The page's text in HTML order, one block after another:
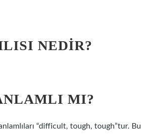
NEDIR?
MI?
“difficult, tough, tough”tur. Bu